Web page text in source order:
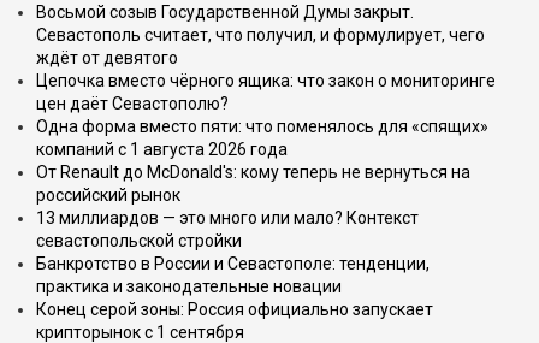
Восьмой созыв Государственной Думы закрыт.
Севастополь считает, что получил, и формулирует, чего
ждёт от девятого
Цепочка вместо чёрного ящика: что закон о мониторинге
цен даёт Севастополю?
Одна форма вместо пяти: что поменялось для «спящих»
компаний с 1 августа 2026 года
От Renault до McDonald's: кому теперь не вернуться на
российский рынок
13 миллиардов — это много или мало? Контекст
севастопольской стройки
Банкротство в России и Севастополе: тенденции,
практика и законодательные новации
Конец серой зоны: Россия официально запускает
крипторынок с 1 сентября